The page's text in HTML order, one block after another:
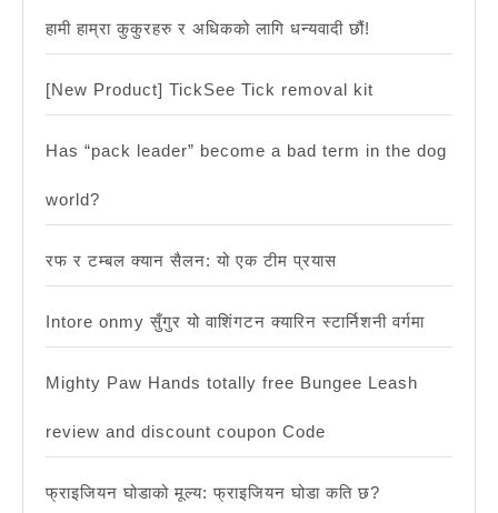
हामी हाम्रा कुकुरहरु र अधिकको लागि धन्यवादी छौं!
[New Product] TickSee Tick removal kit
Has “pack leader” become a bad term in the dog
world?
रफ र टम्बल क्यान सैलन: यो एक टीम प्रयास
Intore onmy सुँगुर यो वाशिंगटन क्यारिन स्टार्निशनी वर्गमा
Mighty Paw Hands totally free Bungee Leash
review and discount coupon Code
फ्राइजियन घोडाको मूल्य: फ्राइजियन घोडा कति छ?